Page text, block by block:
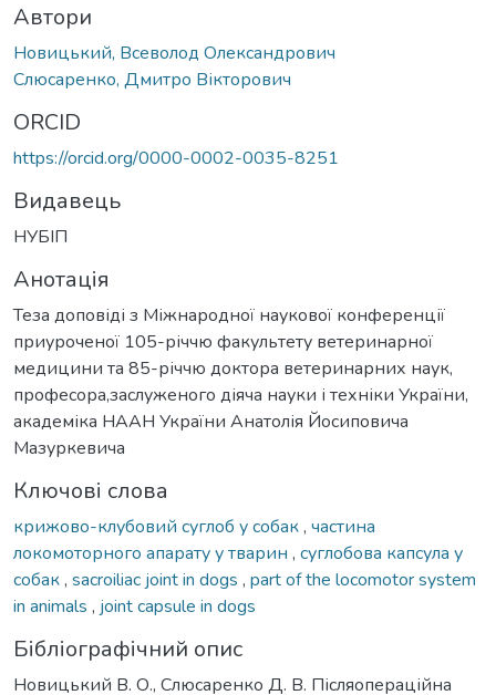
Автори
Новицький, Всеволод Олександрович
Слюсаренко, Дмитро Вікторович
ORCID
https://orcid.org/0000-0002-0035-8251
Видавець
НУБІП
Анотація
Теза доповіді з Міжнародної наукової конференції
приуроченої 105-річчю факультету ветеринарної
медицини та 85-річчю доктора ветеринарних наук,
професора,заслуженого діяча науки і техніки України,
академіка НААН України Анатолія Йосиповича
Мазуркевича
Ключові слова
крижово-клубовий суглоб у собак, частина
локомоторного апарату у тварин , суглобова капсула у
собак, sacroiliac joint in dogs , part of the locomotor system
in animals , joint capsule in dogs
Бібліографічний опис
Новицький В. О., Слюсаренко Д. В. Післяопераційна